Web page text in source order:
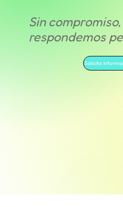
Sin
respondemos
Solicita